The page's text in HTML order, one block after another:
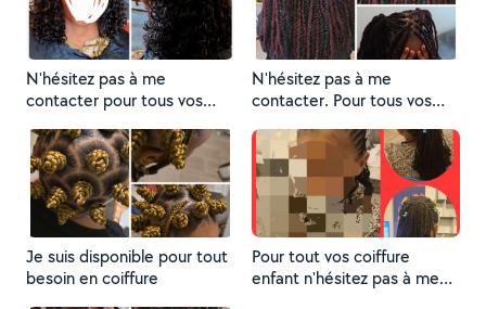
N'hésitez pas à me
contacter pour tous vos
bientôt
N'hésitez pas à me
contacter. Pour tous vos
Je suis disponible pour tout
besoin en coiffure
Pour tout vos coiffure
enfant n'hésitez pas à me